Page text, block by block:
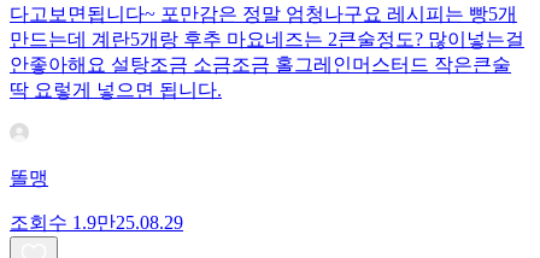
다고보면됩니다~ 포만감은 정말 엄청나구요 레시피는 빵5개
만드는데 계란5개랑 후추 마요네즈는 2큰술정도? 많이넣는걸
안좋아해요 설탕조금 소금조금 홀그레인머스터드 작은큰술
딱 요렇게 넣으면 됩니다.
똘맹
조회수 1.9만25.08.29